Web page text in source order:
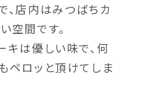
、店内はみつばちカ
空間です。
キは優しい味で、何
ペロッと頂けてしま